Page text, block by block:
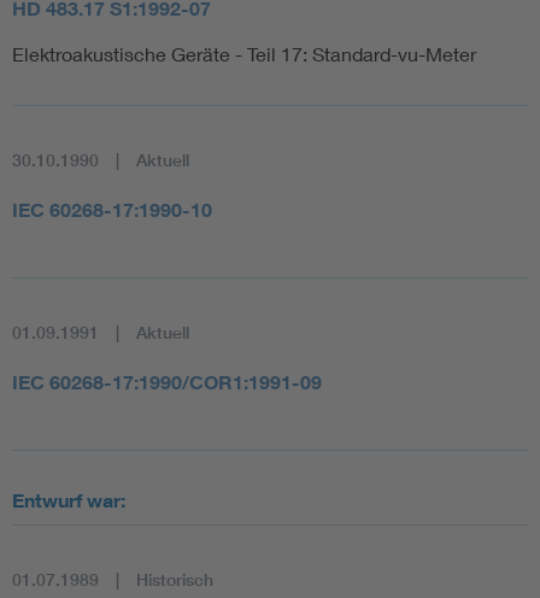
HD 483.17 S1:1992-07
Elektroakustische Geräte - Teil 17: Standard-vu-Meter
30.10.1990 Aktuell
IEC 60268-17:1990-10
01.09.1991 Aktuell
IEC 60268-17:1990/COR1:1991-09
Entwurf war:
01.07.1989 Historisch